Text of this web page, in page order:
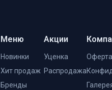
Меню
Новинки
Хит продаж
Бренды
Акции
Уценка
Распродажа
Оферта